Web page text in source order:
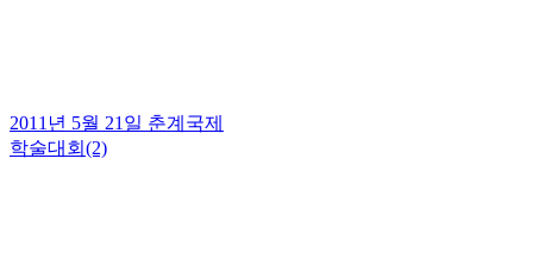
2011년 5월 21일 춘계국제
학술대회(2)